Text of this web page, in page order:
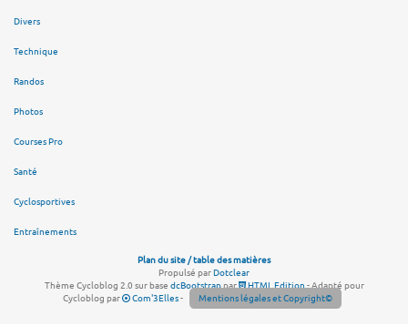
Divers
Technique
Randos
Photos
Courses Pro
Santé
Cyclosportives
Entraînements
Plan du site / table des matières
Propulsé parDotclear
Thème Cycloblog 2.0 sur base dcBootstrappar HTML Edition- Adapté pour
Cycloblog par
Com'3Elles- Mentions légales et Copyright©